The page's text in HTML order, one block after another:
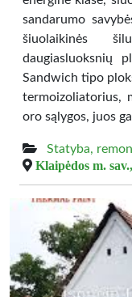
sandarumo
šiuolaikinės
daugiasluoksnių
Sandwich tipo
termoizoliatorius,
oro sąlygos, juos
Statyba,
Klaipėdos m. sav.,